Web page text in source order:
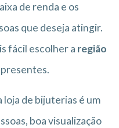
de renda e os
que deseja atingir.
fácil escolher a região
presentes.
loja de bijuterias é um
boa visualização